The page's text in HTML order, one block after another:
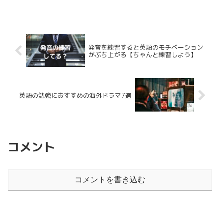
発音を練習すると英語のモチベーション
がぶち上がる【ちゃんと練習しよう】
英語の勉強におすすめの海外ドラマ7選
コメント
コメントを書き込む